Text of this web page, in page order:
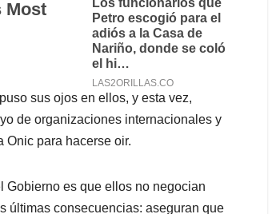
sus ojos en ellos, y esta vez,
de organizaciones internacionales y
Onic para hacerse oir.
Gobierno es que ellos no negocian
últimas consecuencias: aseguran que